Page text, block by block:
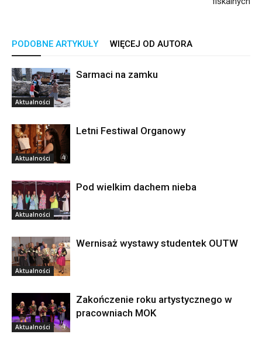
PODOBNE ARTYKUŁY WIĘCEJ OD AUTORA
Aktualności
Sarmaci na zamku
Aktualności
Letni Festiwal Organowy
Aktualności
Pod wielkim dachem nieba
Aktualności
Wernisaż wystawy studentek OUTW
Aktualności
Zakończenie roku artystycznego w
pracowniach MOK